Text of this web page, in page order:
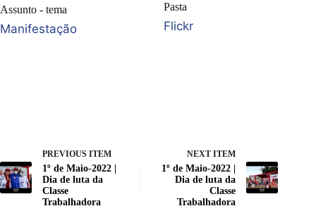
Assunto - tema
Manifestação
Pasta
Flickr
PREVIOUS ITEM
1º de Maio-2022 |
Dia de luta da
Classe
Trabalhadora
NEXT ITEM
1º de Maio-2022 |
Dia de luta da
Classe
Trabalhadora